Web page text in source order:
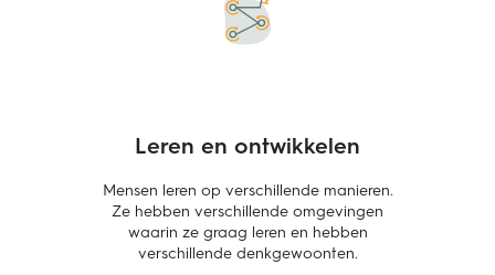
Leren en ontwikkelen
Mensen leren op verschillende manieren.
Ze hebben verschillende omgevingen
waarin ze graag leren en hebben
verschillende denkgewoonten.